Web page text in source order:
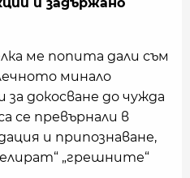
ме попита дали съм
минало
докосване до чужда
се превърнали в
и припознаване,
„грешните“